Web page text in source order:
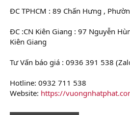
ĐC TPHCM : 89 Chấn Hưng ,
ĐC :CN Kiên Giang : 97 Nguyễn
Kiên Giang
Tư Vấn báo giá : 0936 391 538
Hotline: 0932 711 538
Website: https://